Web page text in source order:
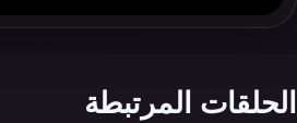
الحلقات المرتبطة